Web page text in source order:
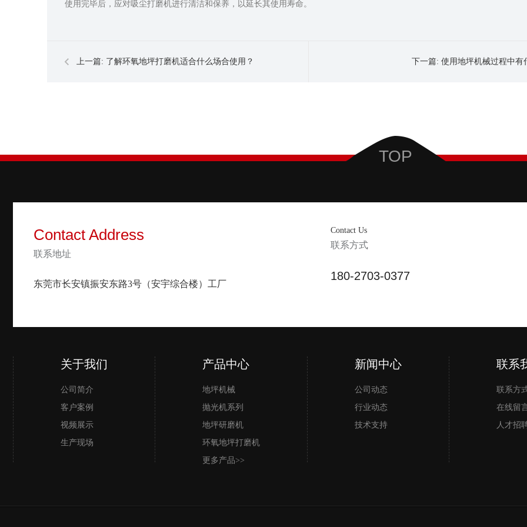
使用完毕后，应对吸尘打磨机进行清洁和保养，以延长其使用寿命。
上一篇: 了解环氧地坪打磨机适合什么场合使用？ 下一篇: 使用地坪机械过程中有
TOP
Contact Address
联系地址
东莞市长安镇振安东路3号（安宇综合楼）工厂
Contact Us
联系方式
180-2703-0377
关于我们
公司简介
客户案例
视频展示
生产现场
产品中心
地坪机械
抛光机系列
地坪研磨机
环氧地坪打磨机
更多产品>>
新闻中心
公司动态
行业动态
技术支持
联系
联系方
在线留
人才招
微信小程序 手机二维码